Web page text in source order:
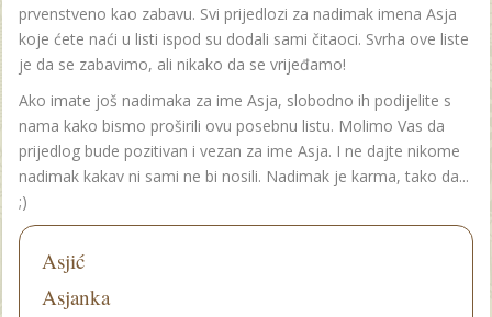
prvenstveno kao zabavu. Svi prijedlozi za nadimak imena Asja
koje ćete naći u listi ispod su dodali sami čitaoci. Svrha ove liste
je da se zabavimo, ali nikako da se vrijeđamo!
Ako imate još nadimaka za ime Asja, slobodno ih podijelite s
nama kako bismo proširili ovu posebnu listu. Molimo Vas da
prijedlog bude pozitivan i vezan za ime Asja. I ne dajte nikome
nadimak kakav ni sami ne bi nosili. Nadimak je karma, tako da...
;)
Asjić
Asjanka